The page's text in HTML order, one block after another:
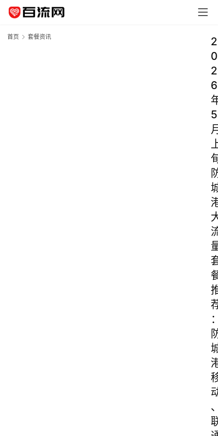
首页 套餐资讯
2
0
2
6
5